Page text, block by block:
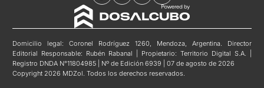
Domicilio legal: Coronel Rodríguez 1260, Mendoza, Argentina. Director
Editorial Responsable: Rubén Rabanal | Propietario: Territorio Digital S.A. |
Registro DNDA N°11804985 | Nº de Edición 6939 | 07 de agosto de 2026
Copyright 2026 MDZol. Todos los derechos reservados.